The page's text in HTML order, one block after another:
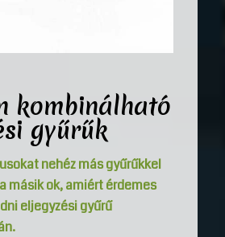
kombinálható
gyűrűk
nehéz más gyűrűkkel
másik ok, amiért érdemes
eljegyzési gyűrű